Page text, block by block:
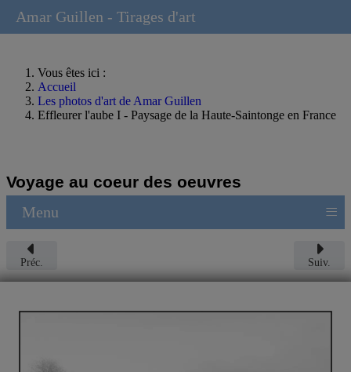
Vous êtes ici :
Accueil
Les photos d'art de Amar Guillen
Effleurer l'aube I - Paysage de la Haute-Saintonge en France
Voyage au coeur des oeuvres
Menu ≡
Préc. Suiv.
Amar Guillen - Tirages d'art